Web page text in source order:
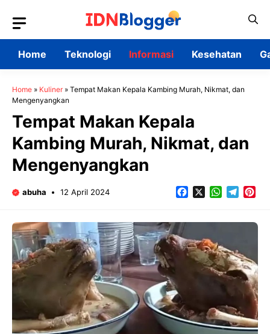
content
Home
Teknologi Informasi Kesehatan
Home » Kuliner» Tempat Makan Kepala Kambing Murah, Nikmat, dan
Mengenyangkan
Tempat Makan Kepala
Kambing Murah, Nikmat, dan
Mengenyangkan
abuha 12 April 2024 FacebookWhatsApp